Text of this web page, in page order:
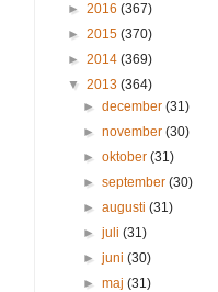
► 2016 (367)
► 2015 (370)
► 2014 (369)
▼ 2013 (364)
► december (31)
► november (30)
► oktober (31)
► september (30)
► augusti (31)
► juli (31)
► juni (30)
► maj (31)